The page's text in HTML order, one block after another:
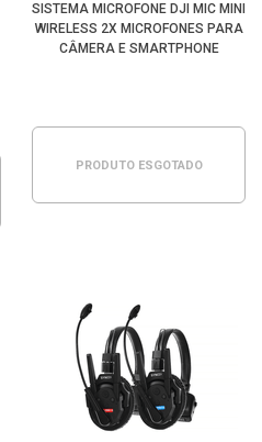
SISTEMA MICROFONE DJI MIC MINI
WIRELESS 2X MICROFONES PARA
CÂMERA E SMARTPHONE
PRODUTO ESGOTADO